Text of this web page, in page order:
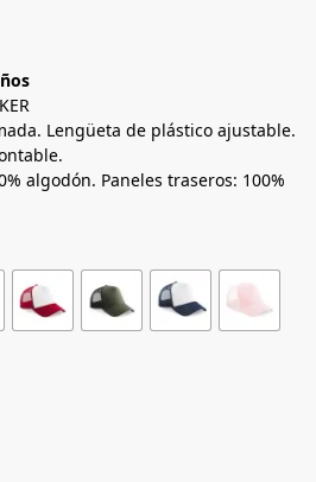
Lengüeta de plástico ajustable.
algodón. Paneles traseros: 100%